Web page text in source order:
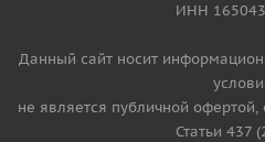
ИНН
Данный сайт носит
не является публичной
Статьи 437